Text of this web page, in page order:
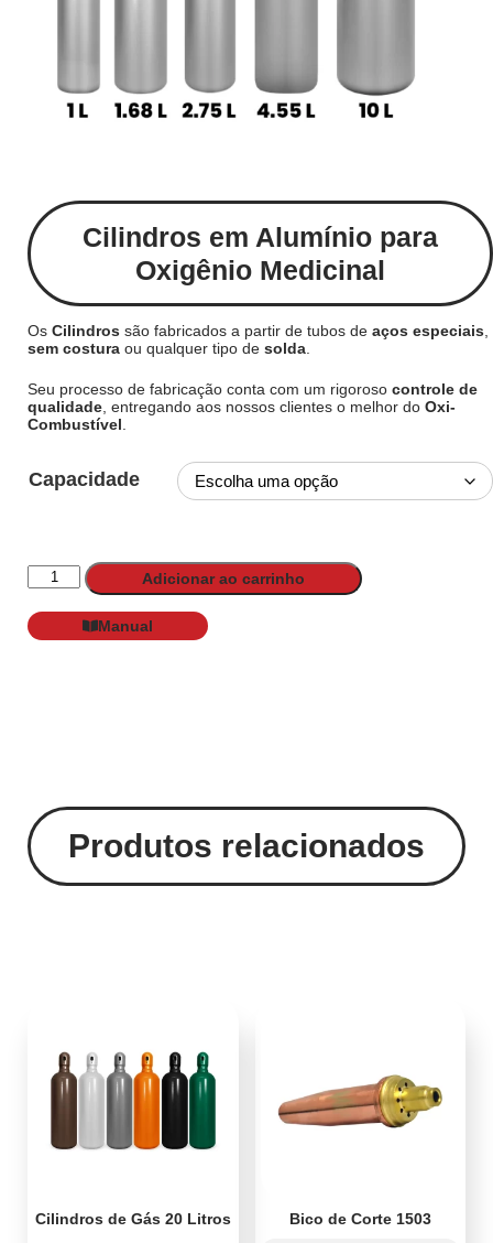
Cilindros em Alumínio para
Oxigênio Medicinal
Os Cilindros são fabricados a partir de tubos de aços especiais
sem costura ou qualquer tipo de solda
Seu processo de fabricação conta com um rigoroso controle de
qualidade , entregando aos nossos clientes o melhor do Oxi-
Combustível
Capacidade
Adicionar ao carrinho
Manual
Produtos relacionados
Cilindros de Gás 20 Litros
Bico de Corte 1503